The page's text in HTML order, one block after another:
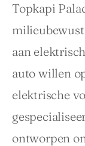
Topkapi
aan
auto willen
elektrische
ontworpen